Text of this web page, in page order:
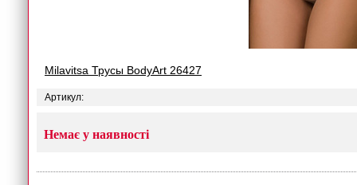
Milavitsa Трусы BodyArt 26427
Артикул:
Немає у наявності